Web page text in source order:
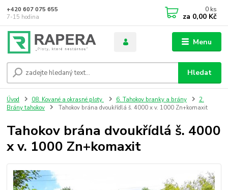
Menu
Hledat
+420 607 075 655
7-15 hodina
0 ks
za 0,00 Kč
Úvod 08. Kované a okrasné ploty 6. Tahokov branky a brány
2.
Brány tahokov
Tahokov brána dvoukřídlá š. 4000 x v. 1000 Zn+komaxit
Tahokov brána dvoukřídlá š. 4000
x v. 1000 Zn+komaxit